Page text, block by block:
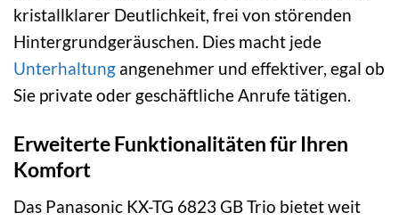
kristallklarer Deutlichkeit, frei von störenden
Hintergrundgeräuschen. Dies macht jede
Unterhaltung angenehmer und effektiver, egal ob
Sie private oder geschäftliche Anrufe tätigen.
Erweiterte Funktionalitäten für Ihren
Komfort
Das Panasonic KX-TG 6823 GB Trio bietet weit